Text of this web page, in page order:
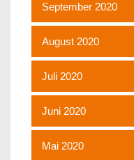
September 2020
August 2020
Juli 2020
Juni 2020
Mai 2020